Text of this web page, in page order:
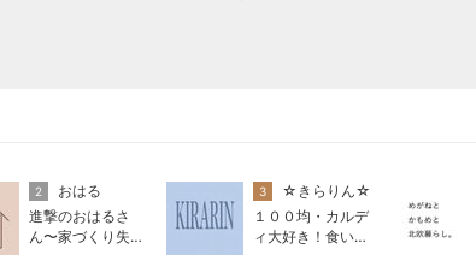
2
おはる
進撃のおはるさ
ん〜家づくり失敗
3
☆きらりん☆
１００均・カルデ
ィ大好き！食いし